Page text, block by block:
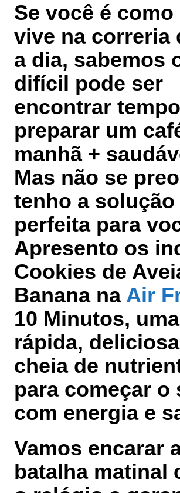
Se você é como
vive na correria
a dia, sabemos
difícil pode ser
encontrar
preparar um
manhã +
Mas não se
tenho a solução
perfeita para
Apresento os
Cookies de
Banana na Air
10 Minutos,
rápida,
cheia de
para começar o
com energia e
Vamos encarar
batalha matinal